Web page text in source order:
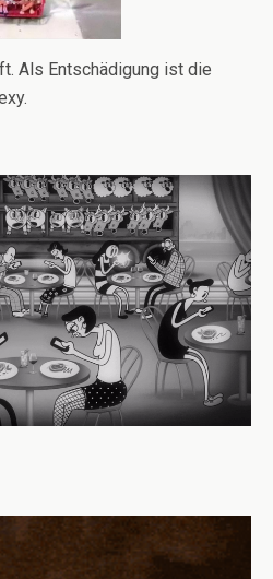
Als Entschädigung ist die